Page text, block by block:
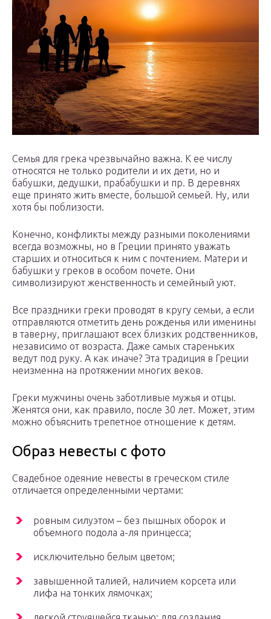
Семья для грека чрезвычайно важна. К ее числу
относятся не только родители и их дети, но и
бабушки, дедушки, прабабушки и пр. В деревнях
еще принято жить вместе, большой семьей. Ну, или
хотя бы поблизости.
Конечно, конфликты между разными поколениями
всегда возможны, но в Греции принято уважать
старших и относиться к ним с почтением. Матери и
бабушки у греков в особом почете. Они
символизируют женственность и семейный уют.
Все праздники греки проводят в кругу семьи, а если
отправляются отметить день рожденья или именины
в таверну, приглашают всех близких родственников,
независимо от возраста. Даже самых стареньких
ведут под руку. А как иначе? Эта традиция в Греции
неизменна на протяжении многих веков.
Греки мужчины очень заботливые мужья и отцы.
Женятся они, как правило, после 30 лет. Может, этим
можно объяснить трепетное отношение к детям.
Образ невесты с фото
Свадебное одеяние невесты в греческом стиле
отличается определенными чертами:
ровным силуэтом – без пышных оборок и
объемного подола а-ля принцесса;
исключительно белым цветом;
завышенной талией, наличием корсета или
лифа на тонких лямочках;